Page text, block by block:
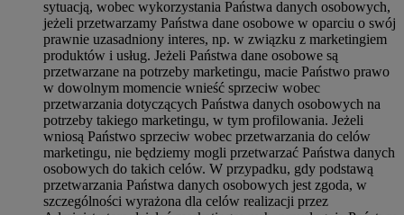
sytuacją, wobec wykorzystania Państwa danych osobowych,
jeżeli przetwarzamy Państwa dane osobowe w oparciu o swój
prawnie uzasadniony interes, np. w związku z marketingiem
produktów i usług. Jeżeli Państwa dane osobowe są
przetwarzane na potrzeby marketingu, macie Państwo prawo
w dowolnym momencie wnieść sprzeciw wobec
przetwarzania dotyczących Państwa danych osobowych na
potrzeby takiego marketingu, w tym profilowania. Jeżeli
wniosą Państwo sprzeciw wobec przetwarzania do celów
marketingu, nie będziemy mogli przetwarzać Państwa danych
osobowych do takich celów. W przypadku, gdy podstawą
przetwarzania Państwa danych osobowych jest zgoda, w
szczególności wyrażona dla celów realizacji przez